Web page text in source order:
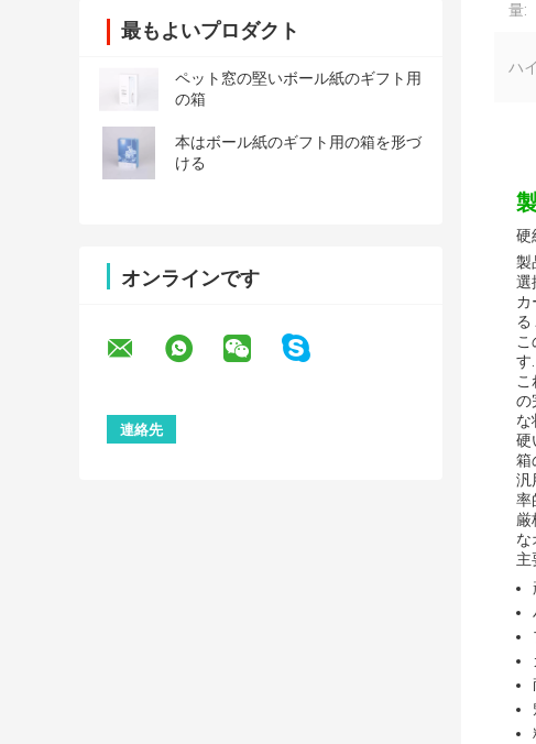
最もよいプロダクト
ペット窓の堅いボール紙のギフト用
の箱
本はボール紙のギフト用の箱を形づ
ける
オンラインです
量:
ハ
硬
製
選
カ
る
こ
す.
こ
の
な
硬
箱
汎
率
厳
な
主